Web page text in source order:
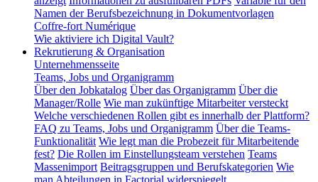
Namen der Berufsbezeichnung in Dokumentvorlagen
Coffre-fort Numérique
Wie aktiviere ich Digital Vault?
Rekrutierung & Organisation
Unternehmensseite
Teams, Jobs und Organigramm
Über den Jobkatalog Über das Organigramm Über die
Manager/Rolle Wie man zukünftige Mitarbeiter versteckt
Welche verschiedenen Rollen gibt es innerhalb der Plattform?
FAQ zu Teams, Jobs und Organigramm Über die Teams-
Funktionalität Wie legt man die Probezeit für Mitarbeitende
fest? Die Rollen im Einstellungsteam verstehen Teams
Massenimport Beitragsgruppen und Berufskategorien Wie
man Abteilungen in Factorial widerspiegelt